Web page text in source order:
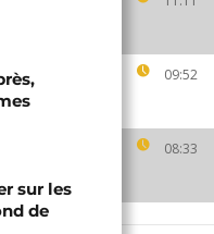
09:52
08:33
sur les
de